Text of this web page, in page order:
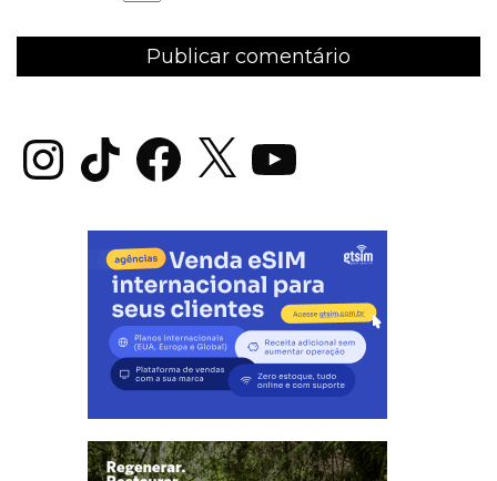
InstagramTikTok Facebook
X YouTube